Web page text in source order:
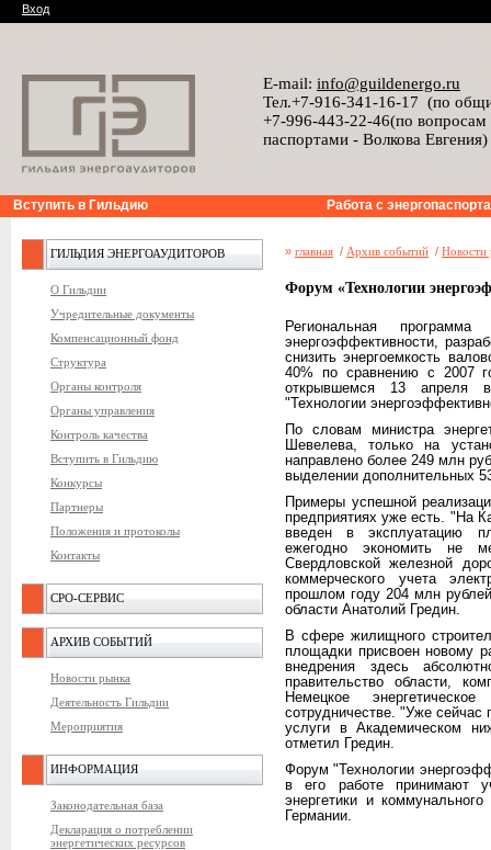
Вход
E-mail: info@guildenergo.ru
Тел.+7-916-341-16-17 (по
+7-996-443-22-46(по
паспортами - Волкова Евгения)
Вступить в Гильдию Работа с
ГИЛЬДИЯ ЭНЕРГОАУДИТОРОВ
О Гильдии
Учредительные документы
Компенсационный фонд
Структура
Органы контроля
Органы управления
Контроль качества
Вступить в Гильдию
Конкурсы
Партнеры
Положения и протоколы
Контакты
СРО-СЕРВИС
АРХИВ СОБЫТИЙ
Новости рынка
Деятельность Гильдии
Мероприятия
ИНФОРМАЦИЯ
Законодательная база
Декларация о потреблении
энергетических ресурсов
» главная / Архив событий / Новости
Форум «Технологии
Региональная
энергоэффективности,
снизить энергоемкость
40% по сравнению с 2007
открывшемся 13 апреля в
"Технологии
По словам министра
Шевелева, только на
направлено более 249 млн
выделении дополнительных
Примеры успешной
предприятиях уже есть. "На
введен в эксплуатацию
ежегодно экономить не
Свердловской железной
коммерческого учета
прошлом году 204 млн
области Анатолий Гредин.
В сфере жилищного
площадки присвоен новому
внедрения здесь
правительство области,
Немецкое
сотрудничестве. "Уже
услуги в Академическом
отметил Гредин.
Форум "Технологии
в его работе принимают
энергетики и
Германии.